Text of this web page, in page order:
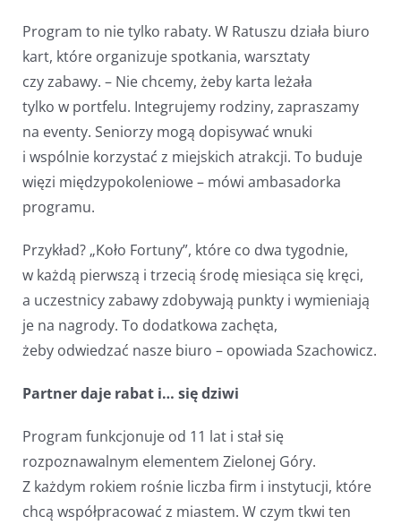
Program to nie tylko rabaty. W Ratuszu działa biuro
kart, które organizuje spotkania, warsztaty
czy zabawy. – Nie chcemy, żeby karta leżała
tylko w portfelu. Integrujemy rodziny, zapraszamy
na eventy. Seniorzy mogą dopisywać wnuki
i wspólnie korzystać z miejskich atrakcji. To buduje
więzi międzypokoleniowe – mówi ambasadorka
programu.
Przykład? „Koło Fortuny”, które co dwa tygodnie,
w każdą pierwszą i trzecią środę miesiąca się kręci,
a uczestnicy zabawy zdobywają punkty i wymieniają
je na nagrody. To dodatkowa zachęta,
żeby odwiedzać nasze biuro – opowiada Szachowicz.
Partner daje rabat i… się dziwi
Program funkcjonuje od 11 lat i stał się
rozpoznawalnym elementem Zielonej Góry.
Z każdym rokiem rośnie liczba firm i instytucji, które
chcą współpracować z miastem. W czym tkwi ten